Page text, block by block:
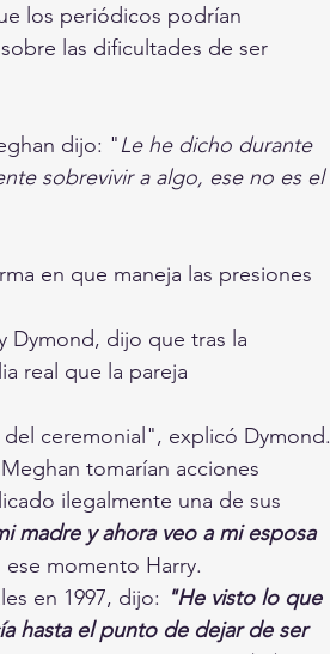
los periódicos podrían
las dificultades de ser
dijo: "Le he dicho durante
sobrevivir a algo, ese no es el
en que maneja las presiones
Dymond, dijo que tras la
real que la pareja
ceremonial", explicó Dymond.
tomarían acciones
ilegalmente una de sus
madre y ahora veo a mi esposa
momento Harry.
en 1997, dijo: "He visto lo que
hasta el punto de dejar de ser